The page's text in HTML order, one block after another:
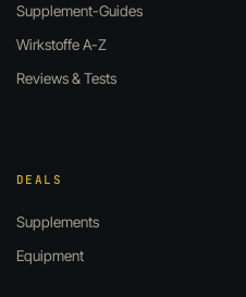
Supplement-Guides
Wirkstoffe A-Z
Reviews & Tests
DEALS
Supplements
Equipment